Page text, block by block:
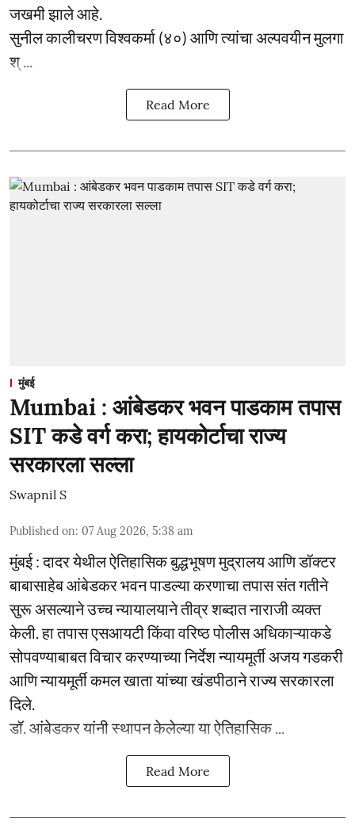
जखमी झाले आहे.
सुनील कालीचरण विश्वकर्मा (४०) आणि त्यांचा अल्पवयीन मुलगा
श् ...
Read More
मुंबई
Mumbai : आंबेडकर भवन पाडकाम तपास
SIT कडे वर्ग करा; हायकोर्टाचा राज्य
सरकारला सल्ला
Swapnil S
Published on: 07 Aug 2026, 5:38 am
मुंबई : दादर येथील ऐतिहासिक बुद्धभूषण मुद्रालय आणि डॉक्टर
बाबासाहेब आंबेडकर भवन पाडल्या करणाचा तपास संत गतीने
सुरू असल्याने उच्च न्यायालयाने तीव्र शब्दात नाराजी व्यक्त
केली. हा तपास एसआयटी किंवा वरिष्ठ पोलीस अधिकाऱ्याकडे
सोपवण्याबाबत विचार करण्याच्या निर्देश न्यायमूर्ती अजय गडकरी
आणि न्यायमूर्ती कमल खाता यांच्या खंडपीठाने राज्य सरकारला
दिले.
डॉ. आंबेडकर यांनी स्थापन केलेल्या या ऐतिहासिक ...
Read More